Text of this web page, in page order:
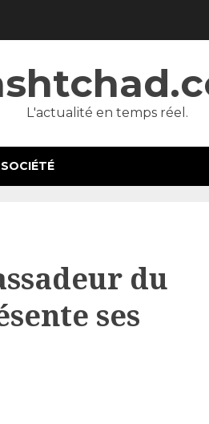
L'actualité en temps réel.
SOCIÉTÉ
du
ses